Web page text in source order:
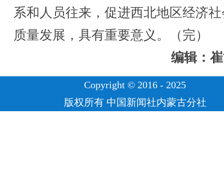
系和人员往来，促进西北地区经济
质量发展，具有重要意义。（完）
编辑：
Copyright © 2016 - 2025
版权所有 中国新闻社内蒙古分社